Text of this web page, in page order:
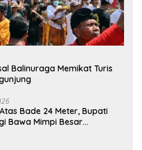
Balinuraga Memikat Turis
Bade 24 Meter, Bupati
Bawa Mimpi Besar